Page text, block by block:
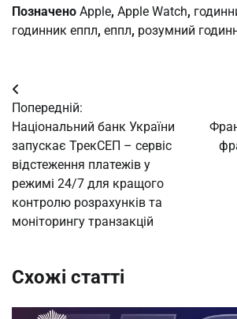
Позначено Apple, Apple Watch,
годинник еппл, еппл, розумний
Навігація
записів
Попередній:
Національний банк України
запускає ТрекСЕП – сервіс
відстеження платежів у
режимі 24/7 для кращого
контролю розрахунків та
моніторингу транзакцій
Схожі статті